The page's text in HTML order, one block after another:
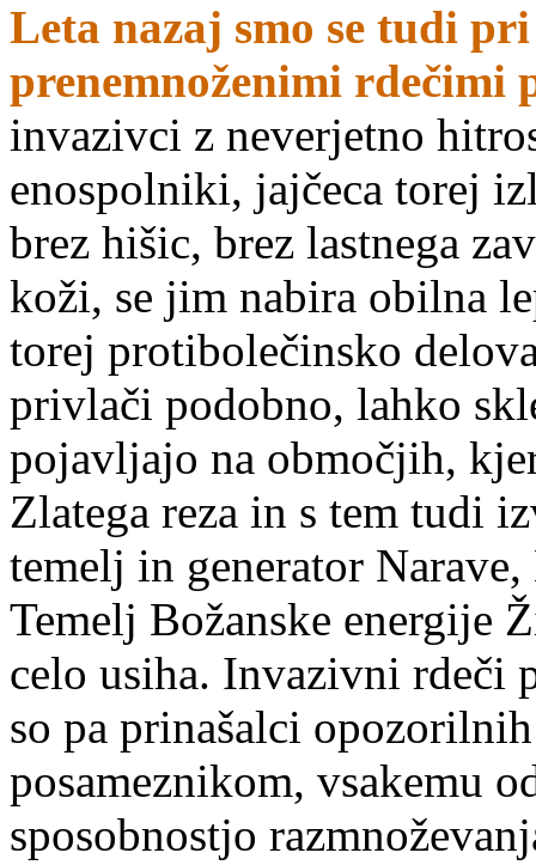
Leta nazaj smo se tudi
prenemnoženimi rdečimi
invazivci z neverjetno
enospolniki, jajčeca torej
brez hišic, brez lastnega
koži, se jim nabira obilna
torej protibolečinsko
privlači podobno, lahko
pojavljajo na območjih,
Zlatega reza in s tem tudi
temelj in generator
Temelj Božanske energije
celo usiha. Invazivni rdeči
so pa prinašalci
posameznikom, vsakemu
sposobnostjo